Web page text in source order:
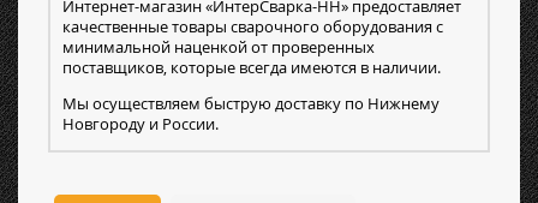
Интернет-магазин «ИнтерСварка-НН» предоставляет
качественные товары сварочного оборудования с
минимальной наценкой от проверенных
поставщиков, которые всегда имеются в наличии.
Мы осуществляем быструю доставку по Нижнему
Новгороду и России.